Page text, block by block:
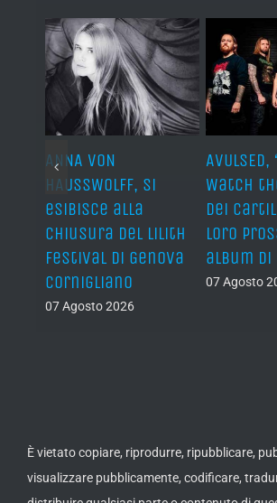
ANNA VON
HAUSSWOLFF, si
esibisce alla
chiusura del Lilith
Festival di Genova
Cornigliano
07 Agosto 2026
Watch
dei
loro
album di
07 Agosto
È vietato copiare, riprodurre, ripubblicare,
visualizzare pubblicamente, codificare,